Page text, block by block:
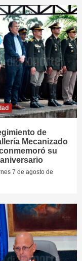
de
Mecanizado
conmemoró su
aniversario
7 de agosto de